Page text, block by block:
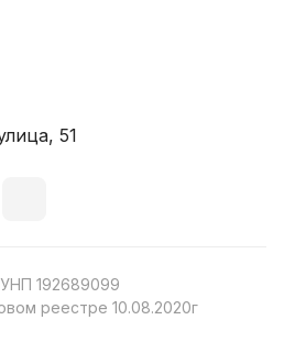
51
192689099
реестре 10.08.2020г